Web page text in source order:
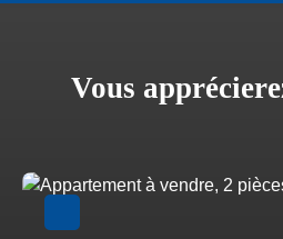
Vous